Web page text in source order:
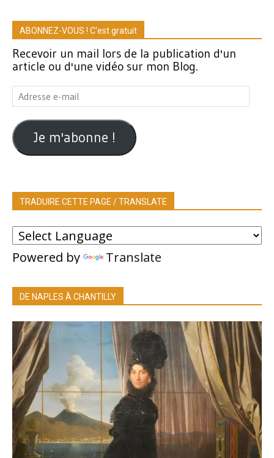
ABONNEZ-VOUS ! C'est gratuit
Recevoir un mail lors de la publication d'un
article ou d'une vidéo sur mon Blog.
Adresse
e-
mail
Je m'abonne !
TRADUIRE CETTE PAGE / TRANSLATE
Powered by Translate
DE NAPLES À CHANTILLY